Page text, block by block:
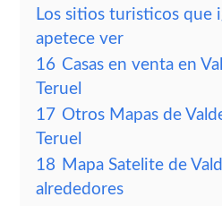
Los sitios turisticos que
apetece ver
16 Casas en venta en
Teruel
17 Otros Mapas de
Teruel
18 Mapa Satelite de
alrededores